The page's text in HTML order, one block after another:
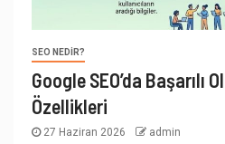
SEO NEDIR?
Google SEO’da Başarılı
Özellikleri
27 Haziran 2026 admin